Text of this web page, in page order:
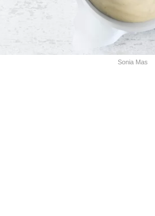
Sonia Mas